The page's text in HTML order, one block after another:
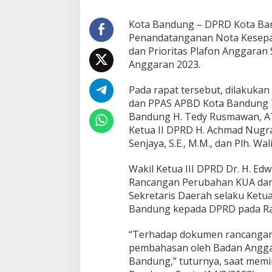
B
D
T
h
u
n
A
n
g
a
n
2
3
Kota Bandung – DPRD Kota
Penandatanganan Nota
dan Prioritas Plafon Anggaran
Anggaran 2023.
Pada rapat tersebut,
dan PPAS APBD Kota
Bandung H. Tedy Rusmawan,
Ketua II DPRD H. Achmad
Senjaya, S.E., M.M., dan Plh.
Wakil Ketua III DPRD Dr. H.
Rancangan Perubahan KUA
Sekretaris Daerah selaku
Bandung kepada DPRD pada
“Terhadap dokumen
pembahasan oleh Badan
Bandung,” tuturnya, saat